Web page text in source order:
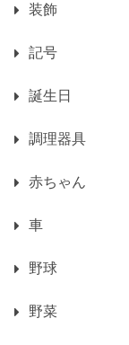
装飾
記号
誕生日
調理器具
赤ちゃん
車
野球
野菜